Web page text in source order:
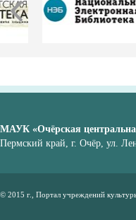
МАУК «Очёрская
Пермский край, г. Очёр, ул.
© 2015 г., Портал учреждений